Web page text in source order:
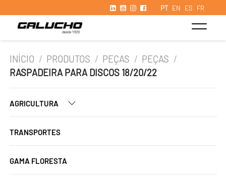
PT EN ES FR
INÍCIO / PRODUTOS / PEÇAS / PEÇAS /
RASPADEIRA PARA DISCOS 18/20/22
AGRICULTURA
TRANSPORTES
GAMA FLORESTA